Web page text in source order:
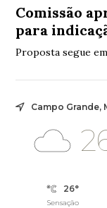
Comissão
para
Proposta segue
Campo Grande,
26°
Sensação